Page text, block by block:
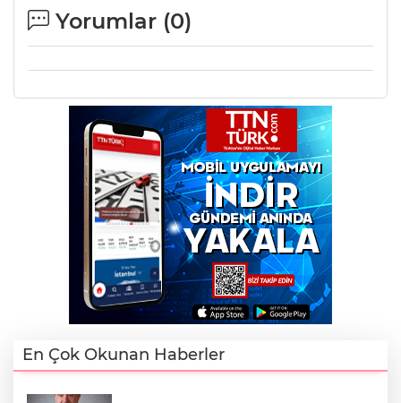
Yorumlar (0)
En Çok Okunan Haberler